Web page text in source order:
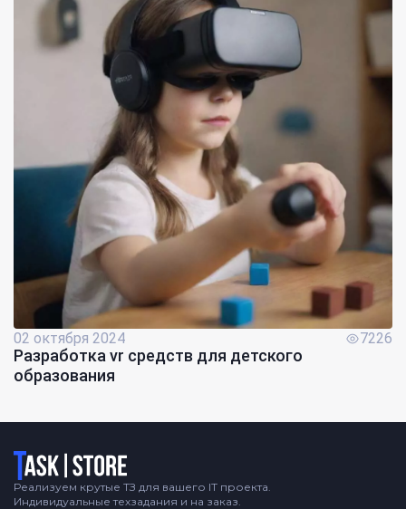
02 октября 2024 7226
Разработка vr средств для детского
образования
Логотип
Реализуем крутые ТЗ для вашего IT проекта.
Индивидуальные техзадания и на заказ.